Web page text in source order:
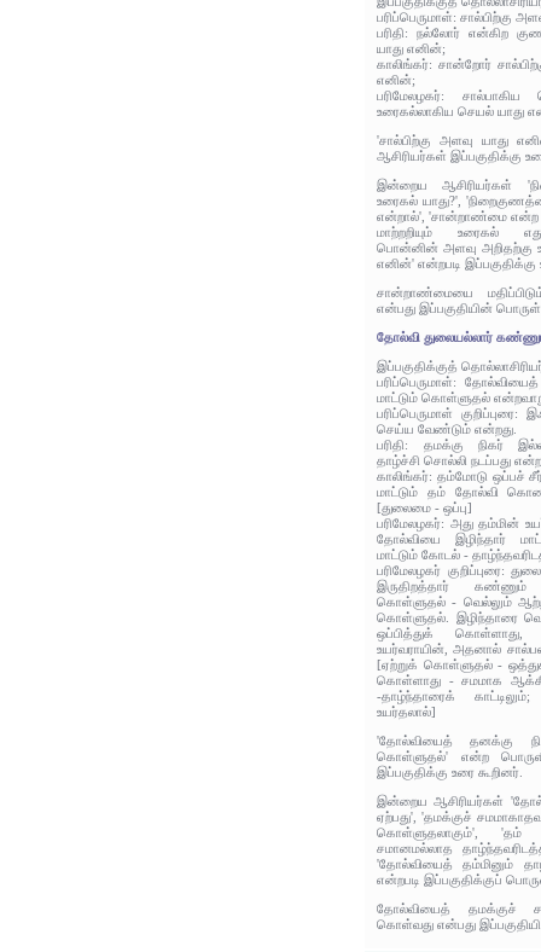
பரிப்பெருமாள்: சால்பிற்கு
பரிதி: நல்லோர் என்கிற
யாது எனின்;
காலிங்கர்: சான்றோர்
எனின்;
பரிமேலழகர்:
உரைகல்லாகிய செயல் யாது
'சால்பிற்கு அளவு யாது
ஆசிரியர்கள் இப்பகுதிக்கு
இன்றைய ஆசிரியர்கள்
உரைகல் யாது?',
என்றால்', 'சான்றாண்மை
மாற்றறியும் உரைகல்
பொன்னின் அளவு அறிதற்கு
எனின்' என்றபடி
சான்றாண்மையை
என்பது இப்பகுதியின்
தோல்வி துலையல்லார்
இப்பகுதிக்குத்
பரிப்பெருமாள்:
மாட்டும் கொள்ளுதல்
பரிப்பெருமாள்
செய்ய வேண்டும் என்றது.
பரிதி: தமக்கு நிகர்
தாழ்ச்சி சொல்லி நடப்பது
காலிங்கர்: தம்மோடு ஒப்பச்
மாட்டும் தம் தோல்வி
[துலைமை - ஒப்பு]
பரிமேலழகர்: அது தம்மின்
தோல்வியை இழிந்தார்
மாட்டும் கோடல் -
பரிமேலழகர் குறிப்புரை:
இருதிறத்தார்
கொள்ளுதல் - வெல்லும்
கொள்ளுதல். இழிந்தாரை
ஒப்பித்துக் கொள்ளாது,
உயர்வராயின், அதனால்
[ஏற்றுக் கொள்ளுதல் -
கொள்ளாது - சமமாக
-தாழ்ந்தாரைக்
உயர்தலால்]
'தோல்வியைத் தனக்கு
கொள்ளுதல்' என்ற
இப்பகுதிக்கு உரை கூறினர்.
இன்றைய ஆசிரியர்கள்
ஏற்பது', 'தமக்குச்
கொள்ளுதலாகும்', 'தம்
சமானமல்லாத
'தோல்வியைத் தம்மினும்
என்றபடி இப்பகுதிக்குப்
தோல்வியைத் தமக்குச்
கொள்வது என்பது